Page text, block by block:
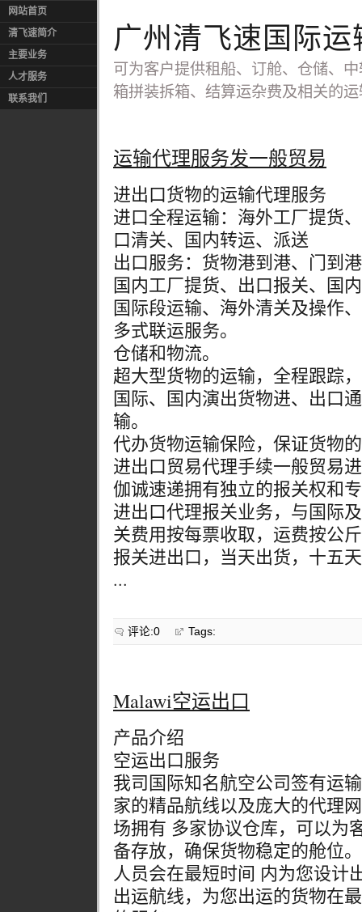
网站首页
清飞速简介
主要业务
人才服务
联系我们
广州清飞速国际运
可为客户提供租船、订舱、仓储、
箱拼装拆箱、结算运杂费及相关的
运输代理服务发一般贸易
进出口货物的运输代理服务
进口全程运输：海外工厂提货
口清关、国内转运、派送
出口服务：货物港到港、门到
国内工厂提货、出口报关、国
国际段运输、海外清关及操作
多式联运服务。
仓储和物流。
超大型货物的运输，全程跟踪
国际、国内演出货物进、出口
输。
代办货物运输保险，保证货物
进出口贸易代理手续一般贸易
伽诚速递拥有独立的报关权和
进出口代理报关业务，与国际
关费用按每票收取，运费按公
报关进出口，当天出货，十五
...
评论:0 Tags:
Malawi空运出口
产品介绍
空运出口服务
我司国际知名航空公司签有运
家的精品航线以及庞大的代理
场拥有 多家协议仓库，可以为
备存放，确保货物稳定的舱位
人员会在最短时间 内为您设计
出运航线，为您出运的货物在